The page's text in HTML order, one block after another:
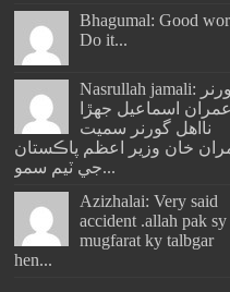
Bhagumal: Good
Do it...
Nasrullah jamali: گورنر
عمران اسماعيل جھڙا
نااهل گورنر سميت
خان وزير اعظم پاڪستان
جي ٽيم سمو...
Azizhalai: Very said
accident .allah pak sy
mugfarat ky talbgar
hen...